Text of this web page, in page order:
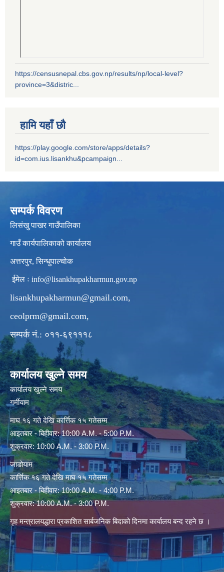
https://censusnepal.cbs.gov.np/results/np/local-level?
province=3&distric...
हामि यहाँ छौ
https://play.google.com/store/apps/details?
id=com.ius.lisankhu&pcampaign...
सम्पर्क विवरण
लिसंखु पाखर गाउँपालिका
गाउँ कार्यपालिकाको कार्यालय
अत्तरपुर, सिन्धुपाल्चोक
ईमेल ः info@lisankhupakharmun.gov.np
lisankhupakharmun@gmail.com,
ceolprm@gmail.com,
सम्पर्क नं.: ०११-६९१११८
कार्यालय खुल्ने समय
कार्यालय खुल्ने समय
गर्मीयाम
माघ १६ गते देखि कार्त्तिक १५ गतेसम्म
आइतबार - बिहीवार: 10:00 A.M. - 5:00 P.M.
शुक्रवार: 10:00 A.M. - 3:00 P.M.
जाडोयाम
कार्त्तिक १६ गते देखि माघ १५ गतेसम्म
आइतबार - बिहीवार: 10:00 A.M. - 4:00 P.M.
शुक्रवार: 10:00 A.M. - 3:00 P.M.
गृह मन्त्रालयद्धारा प्रकाशित सार्बजनिक बिदाको दिनमा कार्यालय बन्द रहने छ ।